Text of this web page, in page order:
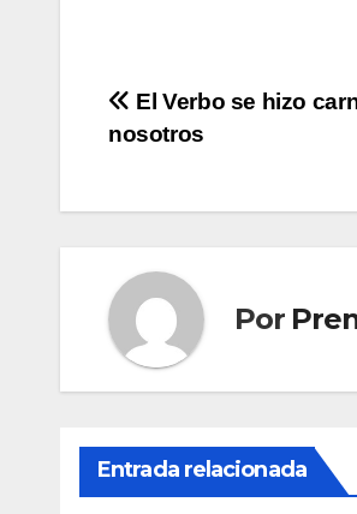
Navegación
entradas
El Verbo se hizo
nosotros
Por
Entrada relacionada